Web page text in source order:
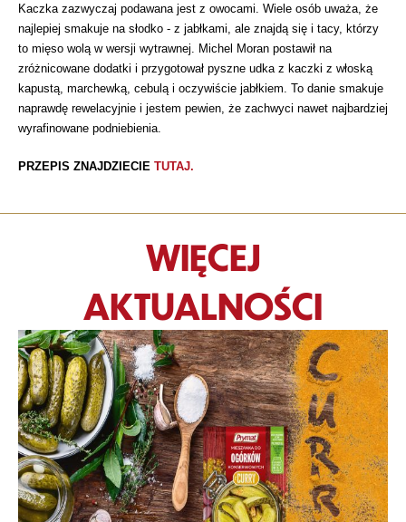
Kaczka zazwyczaj podawana jest z owocami. Wiele osób uważa, że
najlepiej smakuje na słodko - z jabłkami, ale znajdą się i tacy, którzy
to mięso wolą w wersji wytrawnej. Michel Moran postawił na
zróżnicowane dodatki i przygotował pyszne udka z kaczki z włoską
kapustą, marchewką, cebulą i oczywiście jabłkiem. To danie smakuje
naprawdę rewelacyjnie i jestem pewien, że zachwyci nawet najbardziej
wyrafinowane podniebienia.
PRZEPIS ZNAJDZIECIE TUTAJ.
WIĘCEJ
AKTUALNOŚCI